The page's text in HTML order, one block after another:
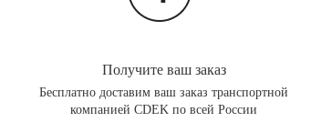
Получите ваш заказ
Бесплатно доставим ваш заказ транспортной
компанией CDEK по всей России